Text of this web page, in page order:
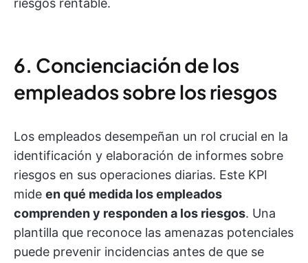
riesgos rentable.
6. Concienciación de los
empleados sobre los riesgos
Los empleados desempeñan un rol crucial en la
identificación y elaboración de informes sobre
riesgos en sus operaciones diarias. Este KPI
mide en qué medida los empleados
comprenden y responden a los riesgos. Una
plantilla que reconoce las amenazas potenciales
puede prevenir incidencias antes de que se